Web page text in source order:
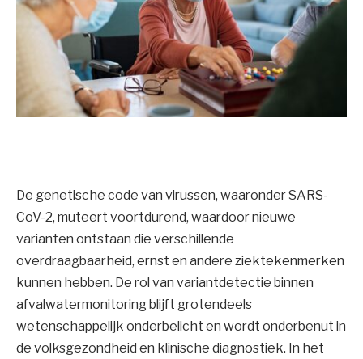
De genetische code van virussen, waaronder SARS-
CoV-2, muteert voortdurend, waardoor nieuwe
varianten ontstaan ​​die verschillende
overdraagbaarheid, ernst en andere ziektekenmerken
kunnen hebben. De rol van variantdetectie binnen
afvalwatermonitoring blijft grotendeels
wetenschappelijk onderbelicht en wordt onderbenut in
de volksgezondheid en klinische diagnostiek. In het